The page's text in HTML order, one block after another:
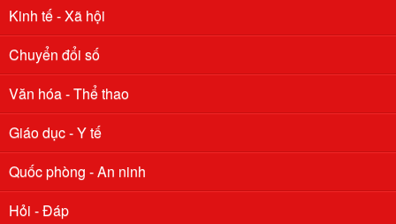
Kinh tế - Xã hội
Chuyển đổi số
Văn hóa - Thể thao
Giáo dục - Y tế
Quốc phòng - An ninh
Hỏi - Đáp